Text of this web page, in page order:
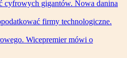
cyfrowych gigantów. Nowa danina
firmy technologiczne.
Wicepremier mówi o